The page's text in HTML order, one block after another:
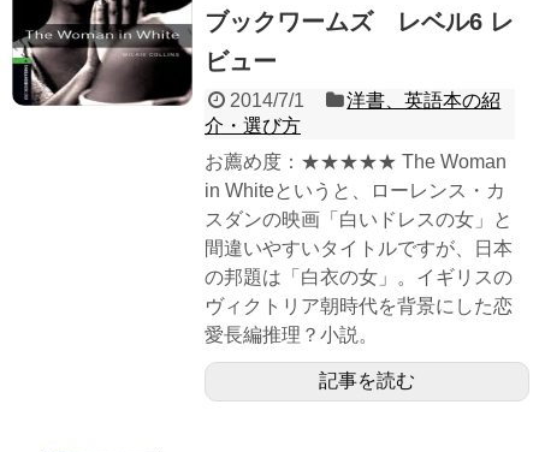
ブックワームズ レベル6 レ
ビュー
2014/7/1
洋書、英語本の紹
介・選び方
お薦め度：★★★★★ The Woman
in Whiteというと、ローレンス・カ
スダンの映画「白いドレスの女」と
間違いやすいタイトルですが、日本
の邦題は「白衣の女」。イギリスの
ヴィクトリア朝時代を背景にした恋
愛長編推理？小説。
記事を読む